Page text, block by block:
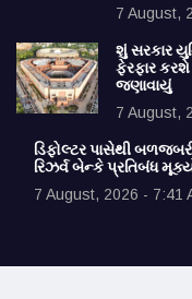
7 August,
શું સરકાર
ફેરફાર
જણાવાયું
7 August,
ડિફોલ્ટર પાસેથી
રિઝર્વ બેન્કે પ્રતિબંધ
7 August, 2026 - 7:41